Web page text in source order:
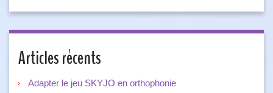
Articles récents
Adapter le jeu SKYJO en orthophonie